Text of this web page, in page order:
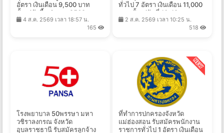
อัตรา เงินเดือน 9,500 บาท
ตั้งแต่บัดนี้ - 9 ส.ค. 2569
4 ส.ค. 2569 เวลา 18:57 น.
165
ทั่วไป 7 อัตรา เงินเดือน 11,000
บาท ตั้งแต่วันที่ 10-19 ส.ค.
2569
2 ส.ค. 2569 เวลา 10:25 น.
518
โรงพยาบาล 50พรรษา มหา
วชิราลงกรณ จังหวัด
อุบลราชธานี รับสมัครลูกจ้าง
ที่ทำการปกครองจังหวัด
แม่ฮ่องสอน รับสมัครพนักงาน
ราชการทั่วไป 1 อัตรา เงินเดือน